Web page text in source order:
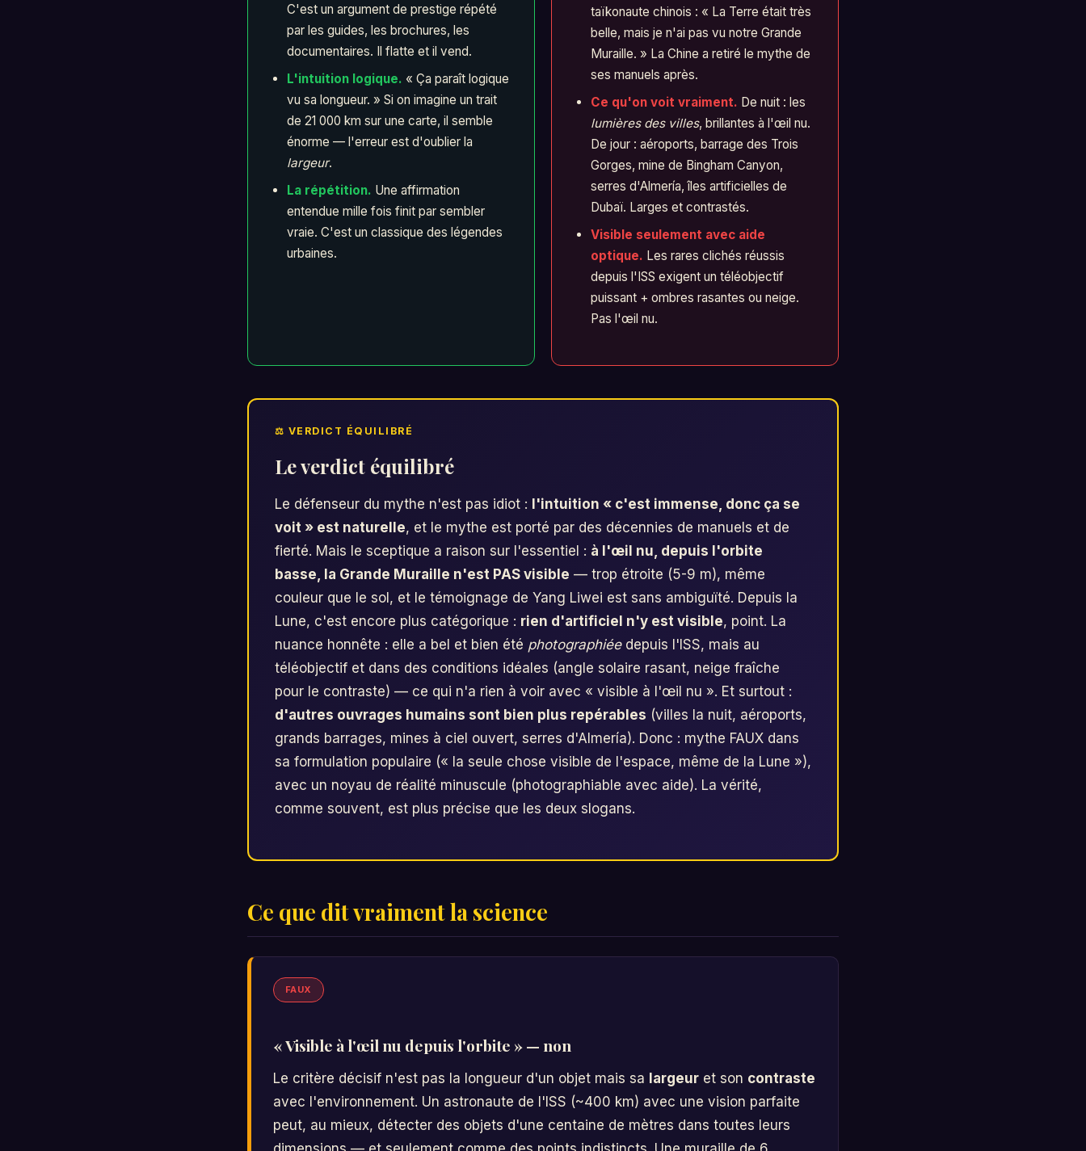
C'est un argument de prestige répété
par les guides, les brochures, les
documentaires. Il flatte et il vend.
L'intuition logique. « Ça paraît logique
vu sa longueur. » Si on imagine un trait
de 21 000 km sur une carte, il semble
énorme — l'erreur est d'oublier la
largeur.
La répétition. Une affirmation
entendue mille fois finit par sembler
vraie. C'est un classique des légendes
urbaines.
taïkonaute chinois : « La Terre était très
belle, mais je n'ai pas vu notre Grande
Muraille. » La Chine a retiré le mythe de
ses manuels après.
Ce qu'on voit vraiment. De nuit : les
lumières des villes, brillantes à l'œil nu.
De jour : aéroports, barrage des Trois
Gorges, mine de Bingham Canyon,
serres d'Almería, îles artificielles de
Dubaï. Larges et contrastés.
Visible seulement avec aide
optique. Les rares clichés réussis
depuis l'ISS exigent un téléobjectif
puissant + ombres rasantes ou neige.
Pas l'œil nu.
Le verdict équilibré
Le défenseur du mythe n'est pas idiot :
l'intuition « c'est immense, donc ça se
voit » est naturelle, et le mythe est porté par des décennies de manuels et de
fierté. Mais le sceptique a raison sur l'essentiel : à l'œil nu, depuis l'orbite
basse, la Grande Muraille n'est PAS visible — trop étroite (5-9 m), même
couleur que le sol, et le témoignage de Yang Liwei est sans ambiguïté. Depuis la
Lune, c'est encore plus catégorique : rien d'artificiel n'y est visible, point. La
nuance honnête : elle a bel et bien été photographiéedepuis l'ISS, mais au
téléobjectif et dans des conditions idéales (angle solaire rasant, neige fraîche
pour le contraste) — ce qui n'a rien à voir avec « visible à l'œil nu ». Et surtout :
d'autres ouvrages humains sont bien plus repérables (villes la nuit, aéroports,
grands barrages, mines à ciel ouvert, serres d'Almería). Donc : mythe FAUX dans
sa formulation populaire (« la seule chose visible de l'espace, même de la Lune »),
avec un noyau de réalité minuscule (photographiable avec aide). La vérité,
comme souvent, est plus précise que les deux slogans.
Ce que dit vraiment la science
FAUX
« Visible à l'œil nu depuis l'orbite » — non
Le critère décisif n'est pas la longueur d'un objet mais sa largeur et son contraste
avec l'environnement. Un astronaute de l'ISS (~400 km) avec une vision parfaite
peut, au mieux, détecter des objets d'une centaine de mètres dans toutes leurs